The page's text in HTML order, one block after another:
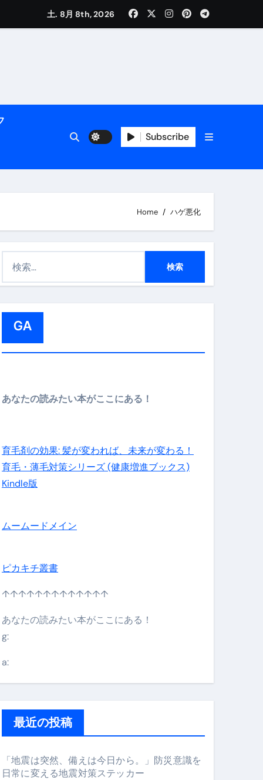
術】
き | ダイエット中の食事
ン】
の先さらに貧しくなります。【 竹花貴騎 切り抜き 会社員
月3日】 #bitcoin #全財産 #暗号資産
土. 8月 8th, 2026
Subscribe
Home ハゲ悪化
GA
あなたの読みたい本がここにある！
育毛剤の効果: 髪が変われば、未来が変わる！
育毛・薄毛対策シリーズ (健康増進ブックス)
Kindle版
ムームードメイン
ピカキチ叢書
↑↑↑↑↑↑↑↑↑↑↑↑↑
あなたの読みたい本がここにある！
g:
a:
最近の投稿
「地震は突然、備えは今日から。」防災意識を
日常に変える地震対策ステッカー